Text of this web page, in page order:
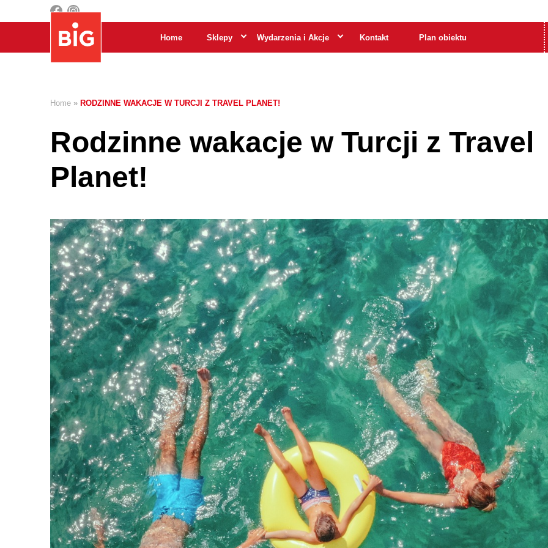
Home Sklepy Wydarzenia i Akcje Kontakt Plan obiektu
Home » RODZINNE WAKACJE W TURCJI Z TRAVEL PLANET!
Rodzinne wakacje w Turcji z Travel
Planet!